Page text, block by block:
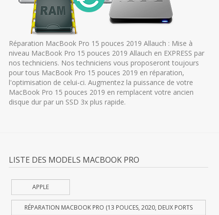
Réparation MacBook Pro 15 pouces 2019 Allauch : Mise à
niveau MacBook Pro 15 pouces 2019 Allauch en EXPRESS par
nos techniciens. Nos techniciens vous proposeront toujours
pour tous MacBook Pro 15 pouces 2019 en réparation,
l'optimisation de celui-ci. Augmentez la puissance de votre
MacBook Pro 15 pouces 2019 en remplacent votre ancien
disque dur par un SSD 3x plus rapide.
LISTE DES MODELS MACBOOK PRO
APPLE
RÉPARATION MACBOOK PRO (13 POUCES, 2020, DEUX PORTS